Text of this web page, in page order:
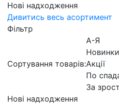
Нові надходження
Дивитись весь асортимент
Фільтр
Сортування товарів:
А-Я
Новинки
Акції
По
За
Нові надходження